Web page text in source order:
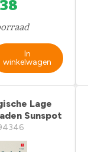
In
winkelwagen
Lage
Sunspot